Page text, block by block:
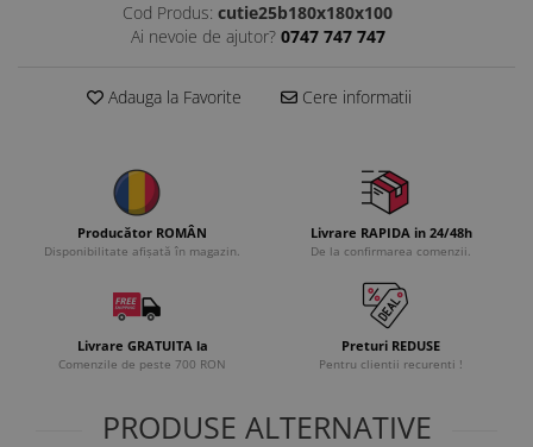
Cod Produs: cutie25b180x180x100
Ai nevoie de ajutor? 0747 747 747
Adauga la Favorite Cere informatii
Producător ROMÂN
Disponibilitate afișată în magazin.
Livrare RAPIDA in 24/48h
De la confirmarea comenzii.
Livrare GRATUITA la
Comenzile de peste 700 RON
Preturi REDUSE
Pentru clientii recurenti !
PRODUSE ALTERNATIVE